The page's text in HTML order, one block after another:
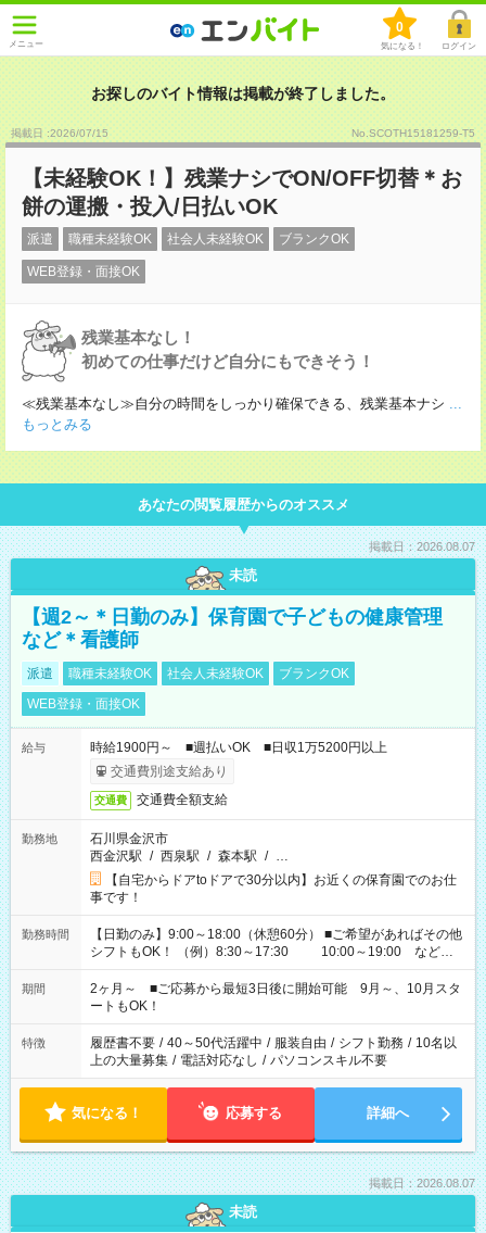
メニュー
0
気になる！ ログイン
お探しのバイト情報は掲載が終了しました。
掲載日 :2026/07/15 No.SCOTH15181259-T5
【未経験OK！】残業ナシでON/OFF切替＊お
餅の運搬・投入/日払いOK
派遣 職種未経験OK 社会人未経験OK ブランクOK
WEB登録・面接OK
残業基本なし！
初めての仕事だけど自分にもできそう！
≪残業基本なし≫自分の時間をしっかり確保できる、残業基本ナシ ...
もっとみる
あなたの閲覧履歴からのオススメ
掲載日：2026.08.07
未読
【週2～＊日勤のみ】保育園で子どもの健康管理
など＊看護師
派遣 職種未経験OK 社会人未経験OK
ブランクOK
WEB登録・面接OK
給与
時給1900円～ ■週払いOK ■日収1万5200円以上
交通費別途支給あり
交通費 交通費全額支給
勤務地
石川県金沢市
西金沢駅 / 西泉駅 / 森本駅 / …
【自宅からドアtoドアで30分以内】お近くの保育園でのお仕
事です！
勤務時間
【日勤のみ】9:00～18:00（休憩60分） ■ご希望があればその他
シフトもOK！ （例）8:30～17:30 10:00～19:00 など
「家族とお休みを合わせたい」 「余裕を持って夕飯の準備がし
たい」 「できれば残業はしたくない」 など、ご希望があれば教
えてくださいね。 ※Wワーク希望の方へ 今ご覧のお仕事で希望
する勤務時間と、もう1つのお仕事の勤務時間。 合計で週40時
間を超える場合は応募できません
期間
2ヶ月～ ■ご応募から最短3日後に開始可能 9月～、10月スタ
ートもOK！
特徴 履歴書不要 / 40～50代活躍中 / 服装自由 / シフト勤務 / 10名以
上の大量募集 / 電話対応なし / パソコンスキル不要
気になる！ 応募する 詳細へ
掲載日：2026.08.07
未読